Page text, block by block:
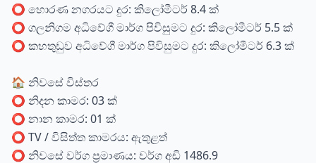
⭕ හොරණ නගරයට දුර: කිලෝමීටර් 8.4 ක්
⭕ ගලනිගම අධිවේගී මාර්ග පිවිසුමට දුර: කිලෝමීටර් 5.5 ක්
⭕ කහතුඩුව අධිවේගී මාර්ග පිවිසුමට දුර: කිලෝමීටර් 6.3 ක්
🏠 නිවසේ විස්තර
⭕ නිදන කාමර: 03 ක්
⭕ නාන කාමර: 01 ක්
⭕ TV / විසිත්ත කාමරය: ඇතුළත්
⭕ නිවසේ වර්ග ප්‍රමාණය: වර්ග අඩි 1486.9